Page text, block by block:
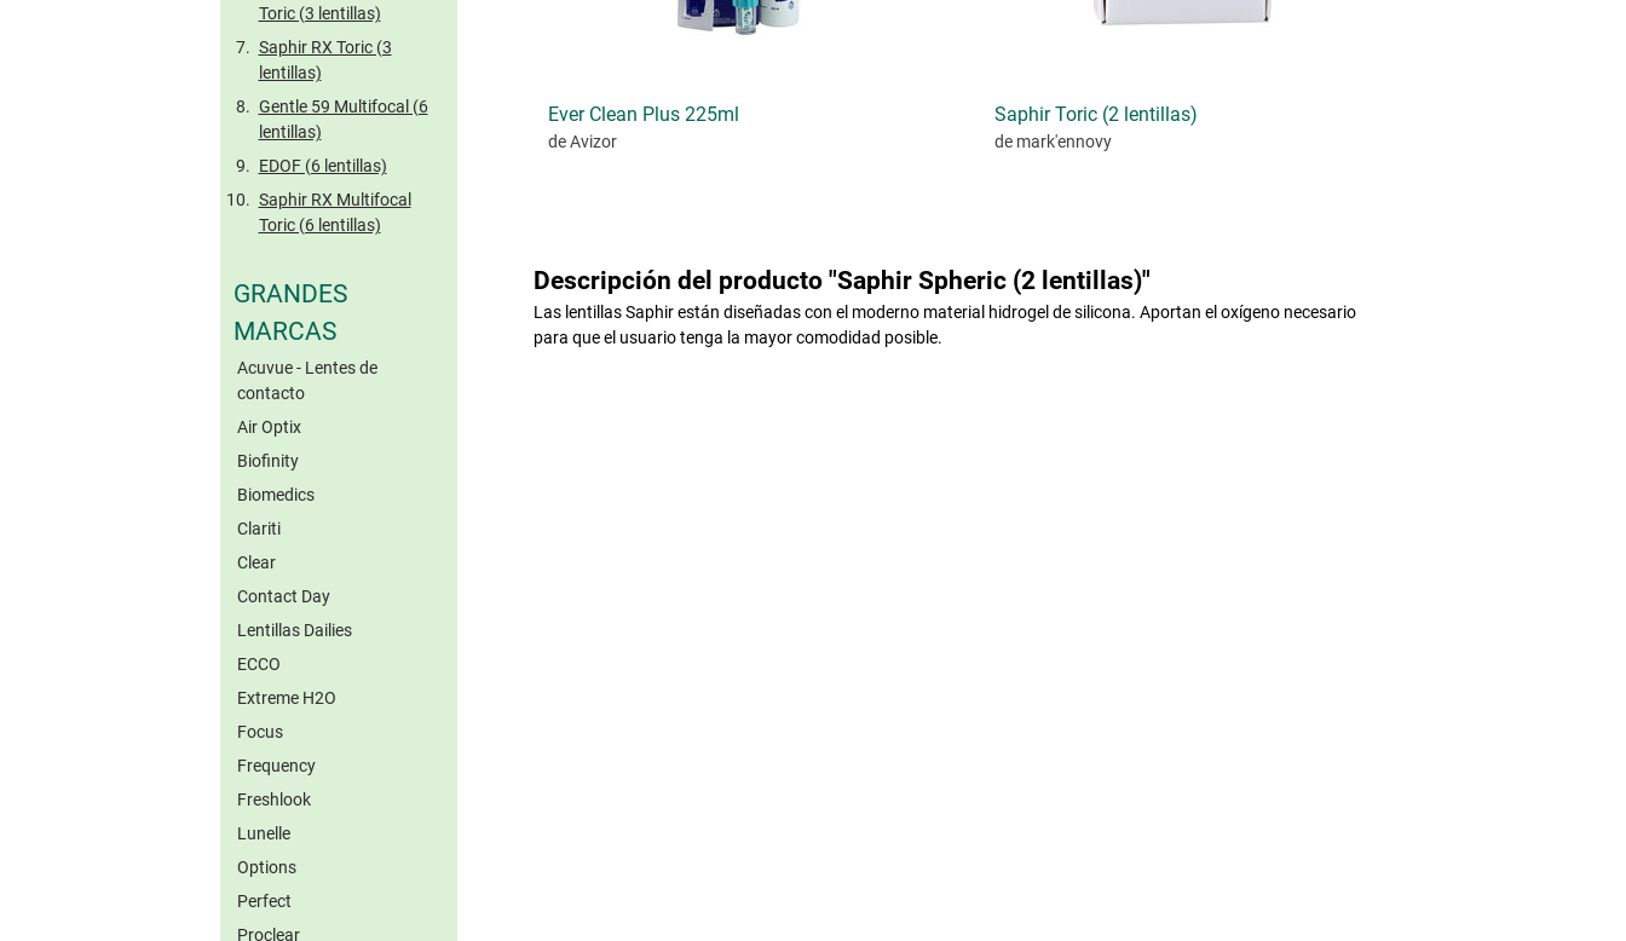
Toric (3 lentillas)
Saphir RX Toric (3
lentillas)
Gentle 59 Multifocal (6
lentillas)
EDOF (6 lentillas)
Saphir RX Multifocal
Toric (6 lentillas)
GRANDES
MARCAS
Acuvue - Lentes de
contacto
Air Optix
Biofinity
Biomedics
Clariti
Clear
Contact Day
Lentillas Dailies
ECCO
Extreme H2O
Focus
Frequency
Freshlook
Lunelle
Options
Perfect
Proclear
Ever Clean Plus 225ml
de Avizor
Saphir Toric (2 lentillas)
de mark'ennovy
Descripción del producto "Saphir Spheric (2 lentillas)"
Las lentillas Saphir están diseñadas con el moderno material hidrogel de silicona. Aportan el oxígeno necesario
para que el usuario tenga la mayor comodidad posible.